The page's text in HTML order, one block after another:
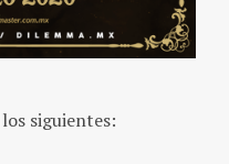
siguientes: